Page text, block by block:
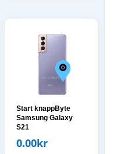
Start knappByte
Samsung Galaxy
S21
0.00kr